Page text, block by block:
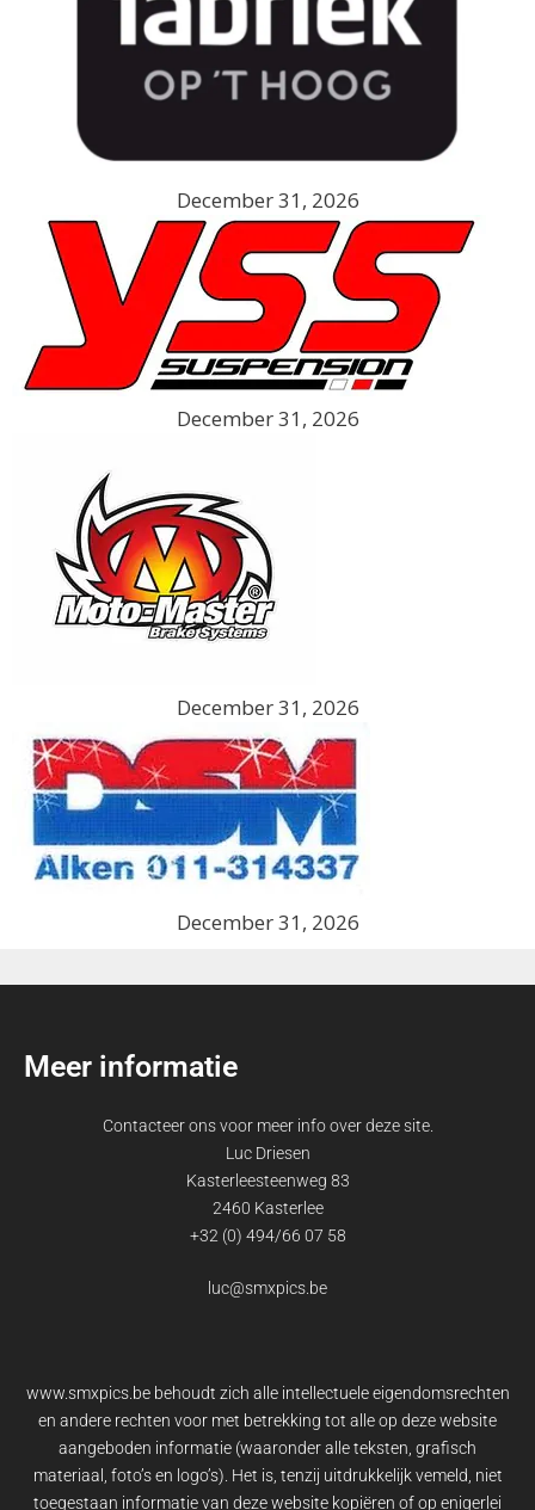
December 31, 2026
December 31, 2026
December 31, 2026
December 31, 2026
Meer informatie
Contacteer ons voor meer info over deze site.
Luc Driesen
Kasterleesteenweg 83
2460 Kasterlee
+32 (0) 494/66 07 58
luc@smxpics.be
www.smxpics.be behoudt zich alle intellectuele eigendomsrechten
en andere rechten voor met betrekking tot alle op deze website
aangeboden informatie (waaronder alle teksten, grafisch
materiaal, foto’s en logo’s). Het is, tenzij uitdrukkelijk vemeld, niet
toegestaan informatie van deze website kopiëren of op enigerlei